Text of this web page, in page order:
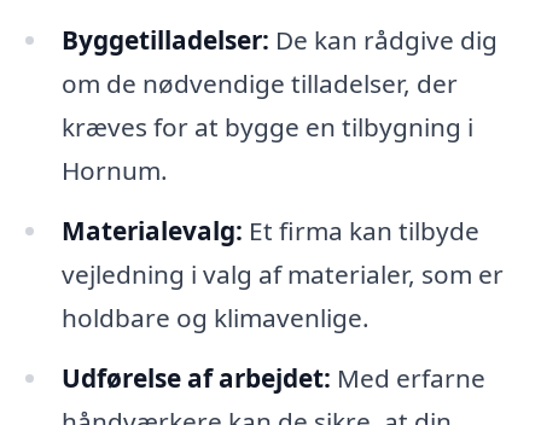
Byggetilladelser: De kan rådgive dig
om de nødvendige tilladelser, der
kræves for at bygge en tilbygning i
Hornum.
Materialevalg: Et firma kan tilbyde
vejledning i valg af materialer, som er
holdbare og klimavenlige.
Udførelse af arbejdet: Med erfarne